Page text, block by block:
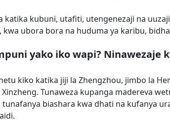
katika kubuni, utafiti, utengenezaji na
kwa ubora bora na huduma ya karibu,
yako iko wapi? Ninawezaje
kiko katika jiji la Zhengzhou, jimbo la
Tunaweza kupanga madereva
biashara kwa dhati na kufanya